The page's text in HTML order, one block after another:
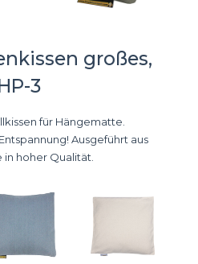
großes,
3
für Hängematte.
Ausgeführt aus
hoher Qualität.